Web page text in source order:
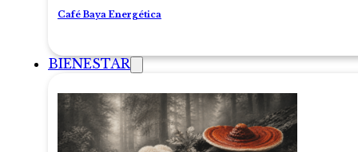
Café Baya Energética
BIENESTAR